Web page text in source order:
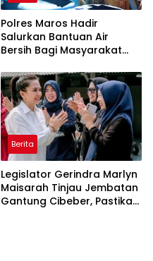
Polres Maros Hadir
Salurkan Bantuan Air
Bersih Bagi Masyarakat
Di Maros
Berita
Legislator Gerindra Marlyn
Maisarah Tinjau Jembatan
Gantung Cibeber, Pastikan